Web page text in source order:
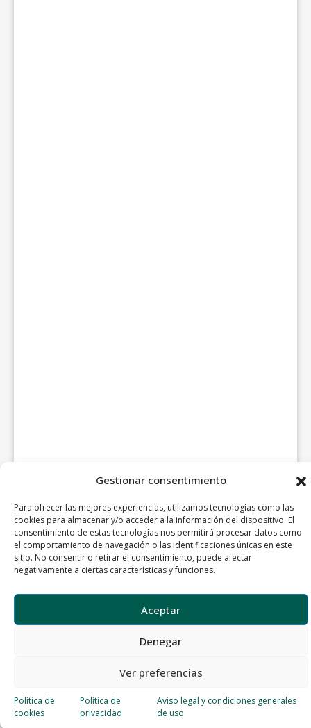
Gestionar consentimiento
Para ofrecer las mejores experiencias, utilizamos tecnologías como las
cookies para almacenar y/o acceder a la información del dispositivo. El
consentimiento de estas tecnologías nos permitirá procesar datos como
el comportamiento de navegación o las identificaciones únicas en este
sitio. No consentir o retirar el consentimiento, puede afectar
negativamente a ciertas características y funciones.
Aceptar
Denegar
Ver preferencias
Política de
cookies
Política de
privacidad
Aviso legal y condiciones generales
de uso